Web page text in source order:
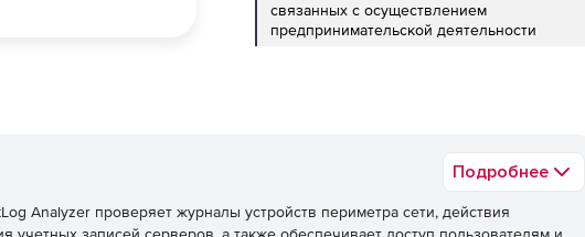
связанных с осуществлением
предпринимательской деятельности
Подробнее
Analyzer проверяет журналы устройств периметра сети, действия